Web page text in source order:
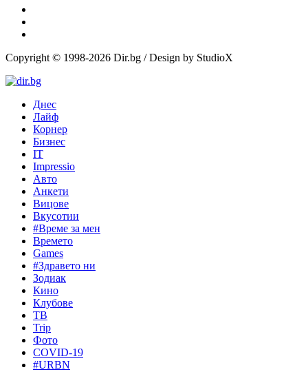
Copyright © 1998-2026 Dir.bg / Design by StudioX
Днес
Лайф
Корнер
Бизнес
IT
Impressio
Авто
Анкети
Вицове
Вкусотии
#Време за мен
Времето
Games
#Здравето ни
Зодиак
Кино
Клубове
ТВ
Trip
Фото
COVID-19
#URBN